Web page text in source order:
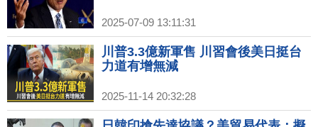
2025-07-09 13:11:31
川普3.3億新軍售 川習會後美日挺台
力道有增無減
2025-11-14 20:32:28